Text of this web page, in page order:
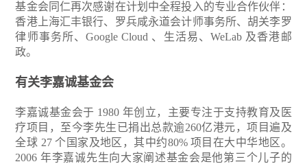
基金会同仁再次感谢在计划中全程投入的专业合作伙伴：
香港上海汇丰银行、罗兵咸永道会计师事务所、胡关李罗
律师事务所、Google Cloud 、生活易、WeLab 及香港邮
政。
有关李嘉诚基金会
李嘉诚基金会于 1980 年创立，主要专注于支持教育及医
疗项目，至今李先生已捐出总款逾260亿港元，项目遍及
全球 27 个国家及地区，其中约80% 项目在大中华地区。
2006 年李嘉诚先生向大家阐述基金会是他第三个儿子的